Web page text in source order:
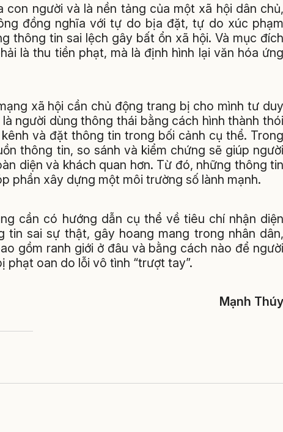
người và là nền tảng của một xã hội dân chủ,
đồng nghĩa với tự do bịa đặt, tự do xúc phạm
thông tin sai lệch gây bất ổn xã hội. Và mục đích
là thu tiền phạt, mà là định hình lại văn hóa ứng
xã hội cần chủ động trang bị cho mình tư duy
người dùng thông thái bằng cách hình thành thói
và đặt thông tin trong bối cảnh cụ thể. Trong
thông tin, so sánh và kiểm chứng sẽ giúp người
diện và khách quan hơn. Từ đó, những thông tin
phần xây dựng một môi trường số lành mạnh.
cần có hướng dẫn cụ thể về tiêu chí nhận diện
tin sai sự thật, gây hoang mang trong nhân dân,
gồm ranh giới ở đâu và bằng cách nào để người
oan do lỗi vô tình “trượt tay”.
Mạnh Thúy